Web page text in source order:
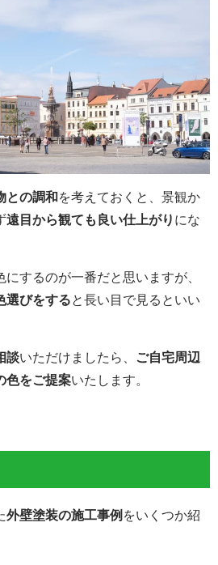
との調和 を考えておくと、景観か
遠目から観ても良い仕上がり にな
するのが一番だと思いますが、
選びをすると長い目で見るといい
談いただけましたら、
ご自宅周辺
色をご提案いたします。
外壁塗装の施工事例 をいくつか紹